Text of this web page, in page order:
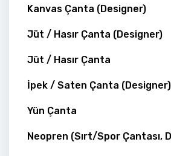
Kanvas Çanta (Designer)
Jüt / Hasır Çanta (Designer)
Jüt / Hasır Çanta
İpek / Saten Çanta (Designer)
Yün Çanta
Neopren (Sırt/Spor Çantası,